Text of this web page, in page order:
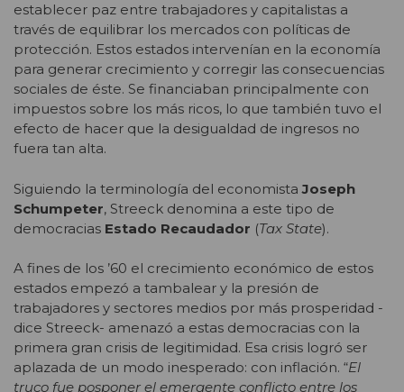
establecer paz entre trabajadores y capitalistas a
través de equilibrar los mercados con políticas de
protección. Estos estados intervenían en la economía
para generar crecimiento y corregir las consecuencias
sociales de éste. Se financiaban principalmente con
impuestos sobre los más ricos, lo que también tuvo el
efecto de hacer que la desigualdad de ingresos no
fuera tan alta.
Siguiendo la terminología del economistaJoseph
Schumpeter, Streeck denomina a este tipo de
democracias Estado Recaudador (Tax State).
A fines de los ’60 el crecimiento económico de estos
estados empezó a tambalear y la presión de
trabajadores y sectores medios por más prosperidad -
dice Streeck- amenazó a estas democracias con la
primera gran crisis de legitimidad. Esa crisis logró ser
aplazada de un modo inesperado: con inflación. “El
truco fue posponer el emergente conflicto entre los